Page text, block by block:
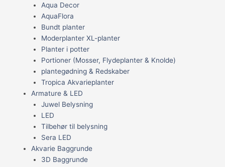
Aqua Decor
AquaFlora
Bundt planter
Moderplanter XL-planter
Planter i potter
Portioner (Mosser, Flydeplanter & Knolde)
plantegødning & Redskaber
Tropica Akvarieplanter
Armature & LED
Juwel Belysning
LED
Tilbehør til belysning
Sera LED
Akvarie Baggrunde
3D Baggrunde